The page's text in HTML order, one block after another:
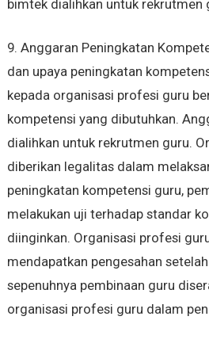
bimtek dialihkan untuk rekrutmen
9. Anggaran Peningkatan
dan upaya peningkatan
kepada organisasi profesi guru
kompetensi yang dibutuhkan.
dialihkan untuk rekrutmen guru.
diberikan legalitas dalam
peningkatan kompetensi guru,
melakukan uji terhadap standar
diinginkan. Organisasi profesi
mendapatkan pengesahan
sepenuhnya pembinaan guru
organisasi profesi guru dalam